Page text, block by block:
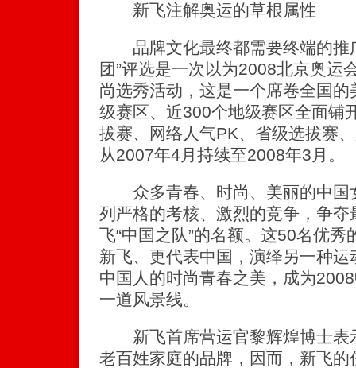
新飞注解奥运的草根属性
品牌文化最终都需要终端的推
团”评选是一次以为2008北京奥运
尚选秀活动，这是一个席卷全国
级赛区、近300个地级赛区全面铺
拔赛、网络人气PK、省级选拔赛
从2007年4月持续至2008年3月。
众多青春、时尚、美丽的中国
列严格的考核、激烈的竞争，争
飞“中国之队”的名额。这50名优
新飞、更代表中国，演绎另一种
中国人的时尚青春之美，成为
一道风景线。
新飞首席营运官黎辉煌博士表
老百姓家庭的品牌，因而，新飞